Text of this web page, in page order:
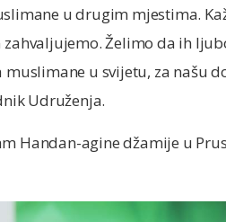
u drugim mjestima.
Želimo da ih
u svijetu, za našu
Udruženja.
Handan-agine džamije u